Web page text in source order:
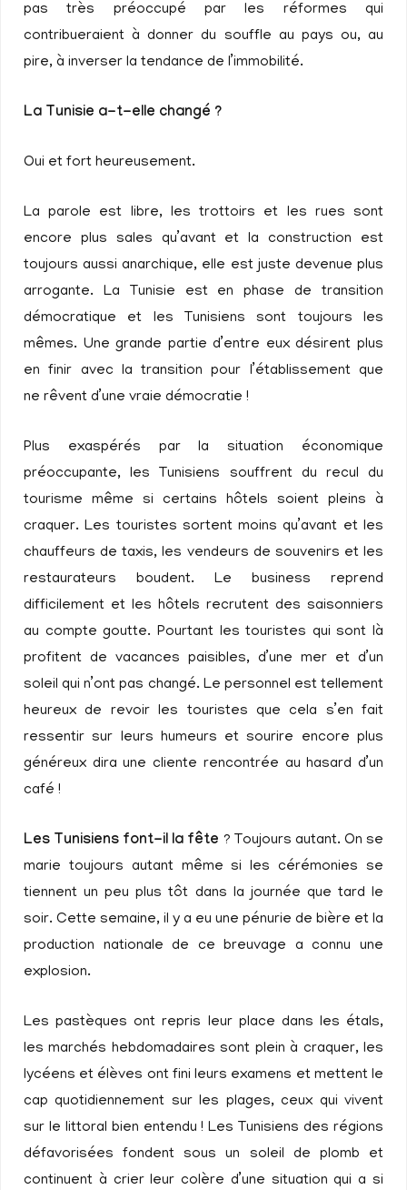
pas très préoccupé par les réformes qui
contribueraient à donner du souffle au pays ou, au
pire, à inverser la tendance de l’immobilité.
La Tunisie a-t-elle changé ?
Oui et fort heureusement.
La parole est libre, les trottoirs et les rues sont
encore plus sales qu’avant et la construction est
toujours aussi anarchique, elle est juste devenue plus
arrogante. La Tunisie est en phase de transition
démocratique et les Tunisiens sont toujours les
mêmes. Une grande partie d’entre eux désirent plus
en finir avec la transition pour l’établissement que
ne rêvent d’une vraie démocratie !
Plus exaspérés par la situation économique
préoccupante, les Tunisiens souffrent du recul du
tourisme même si certains hôtels soient pleins à
craquer. Les touristes sortent moins qu’avant et les
chauffeurs de taxis, les vendeurs de souvenirs et les
restaurateurs boudent. Le business reprend
difficilement et les hôtels recrutent des saisonniers
au compte goutte. Pourtant les touristes qui sont là
profitent de vacances paisibles, d’une mer et d’un
soleil qui n’ont pas changé. Le personnel est tellement
heureux de revoir les touristes que cela s’en fait
ressentir sur leurs humeurs et sourire encore plus
généreux dira une cliente rencontrée au hasard d’un
café !
Les Tunisiens font-il la fête ? Toujours autant. On se
marie toujours autant même si les cérémonies se
tiennent un peu plus tôt dans la journée que tard le
soir. Cette semaine, il y a eu une pénurie de bière et la
production nationale de ce breuvage a connu une
explosion.
Les pastèques ont repris leur place dans les étals,
les marchés hebdomadaires sont plein à craquer, les
lycéens et élèves ont fini leurs examens et mettent le
cap quotidiennement sur les plages, ceux qui vivent
sur le littoral bien entendu ! Les Tunisiens des régions
défavorisées fondent sous un soleil de plomb et
continuent à crier leur colère d’une situation qui a si